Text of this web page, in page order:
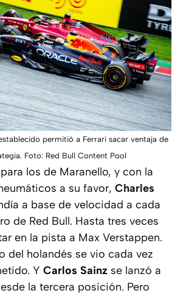
permitió a Ferrari sacar ventaja de
Foto: Red Bull Content Pool
los de Maranello, y con la
a su favor, Charles
a base de velocidad a cada
de Red Bull. Hasta tres veces
en la pista a Max Verstappen.
del holandés se vio cada vez
Y Carlos Sainz se lanzó a
la tercera posición. Pero